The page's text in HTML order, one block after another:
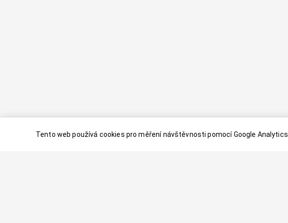
Tento web používá cookies pro měření návštěvnosti pomocí Google Analytics.